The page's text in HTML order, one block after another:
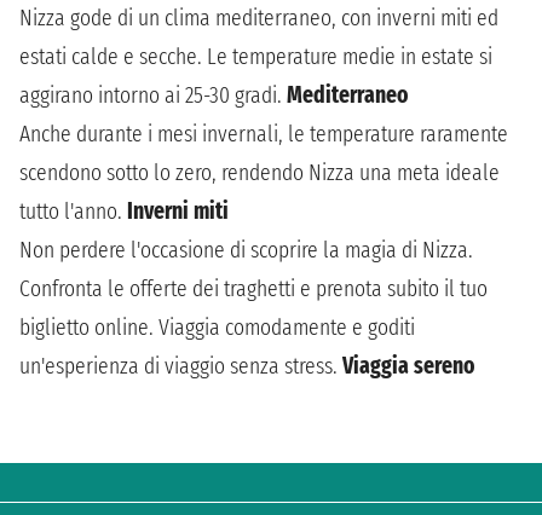
Nizza gode di un clima mediterraneo, con inverni miti ed
estati calde e secche. Le temperature medie in estate si
aggirano intorno ai 25-30 gradi. Mediterraneo
Anche durante i mesi invernali, le temperature raramente
scendono sotto lo zero, rendendo Nizza una meta ideale
tutto l'anno. Inverni miti
Non perdere l'occasione di scoprire la magia di Nizza.
Confronta le offerte dei traghetti e prenota subito il tuo
biglietto online. Viaggia comodamente e goditi
un'esperienza di viaggio senza stress. Viaggia sereno